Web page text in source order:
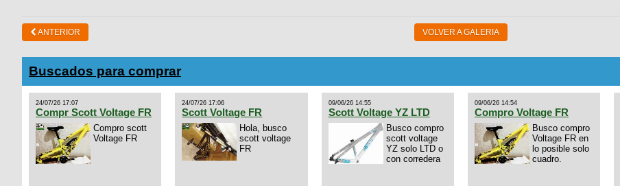
ANTERIOR VOLVER A GALERIA
Buscados para comprar
24/07/26 17:07
Compr Scott Voltage FR
Compro scott
Voltage FR
24/07/26 17:06
Scott Voltage FR
Hola, busco
scott voltage
FR
09/06/26 14:55
Scott Voltage YZ LTD
Busco compro
scott voltage
YZ solo LTD o
con corredera
09/06/26 14:54
Compro Voltage FR
Busco compro
Voltage FR en
lo posible solo
cuadro.